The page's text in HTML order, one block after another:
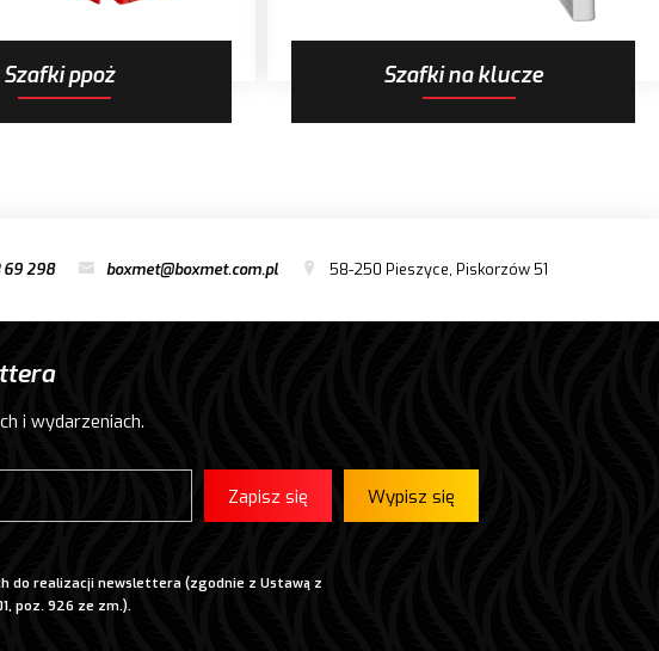
Szafki ppoż Szafki na klucze
69 298 boxmet@boxmet.com.pl 58-250 Pieszyce, Piskorzów 51
i wydarzeniach.
Zapisz się Wypisz się
do realizacji newslettera (zgodnie z Ustawą z
poz. 926 ze zm.).